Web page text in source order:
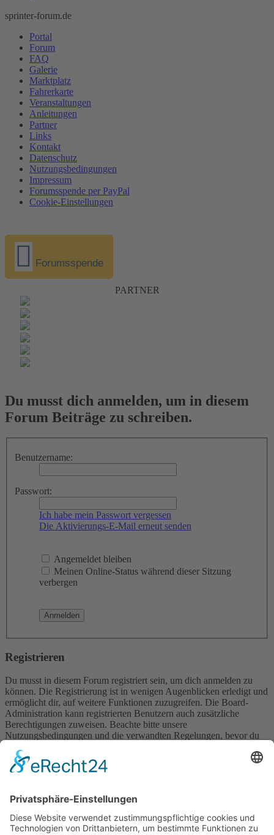
sprinter-forum.de
Portal
Forum
FAQ
Galerie
Marktplatz
Fahrerkarte
Veranstaltungen
Anleitungen
Partner
Links
Kontakt
Datenschutz
Nutzungsbedingungen
Impressum
Forumsspende per PayPal
Cookie-Einstellungen
Forumsspende
PARTNER
Du musst dich anmelden, um in diesem
Forum Beiträge zu schreiben.
Benutzername:
Passwort:
Ich habe mein Passwort vergessen
Die Aktivierungs-E-Mail erneut senden
Angemeldet bleiben
Meinen Online-Status während dieser Sitzung
verbergen
Registrieren
Du musst in diesem Forum registriert sein, um dich anmelden zu
können. Die Registrierung ist in wenigen Augenblicken erledigt und
ermöglicht dir, auf weitere Funktionen zuzugreifen. Die Board-
Administration kann registrierten Benutzern auch zusätzliche
Berechtigungen zuweisen. Beachte bitte unsere
Nutzungsbedingungen und die verwandten Regelungen, bevor du
wenn du dich in diesem Board bewegst.